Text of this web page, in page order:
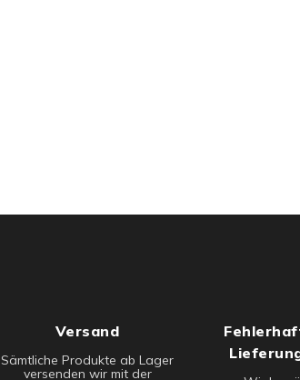
Versand
Sämtliche Produkte ab Lager
versenden wir mit der